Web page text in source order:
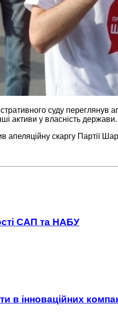
суду
активи у власність держави.
скаргу Партії
САП та НАБУ
в інноваційних